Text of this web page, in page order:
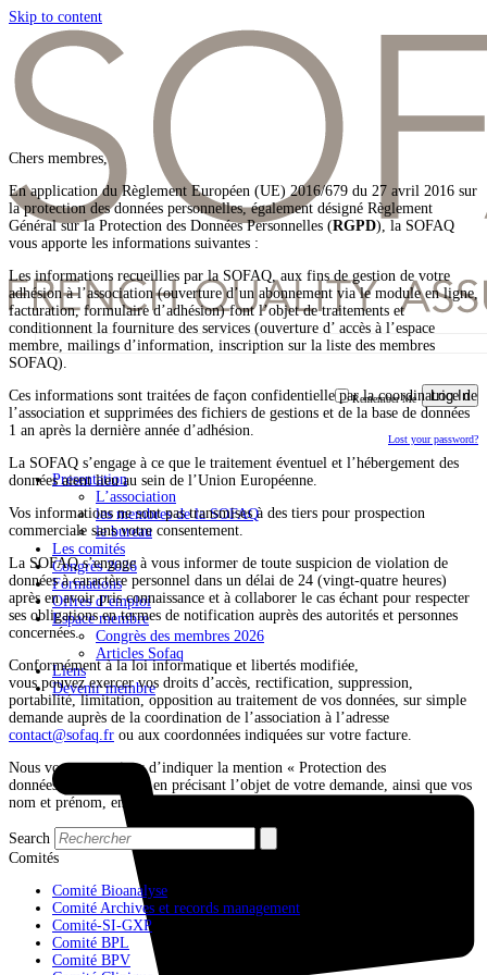
Skip to content
Remember Me
Lost your password?
Presentation
L’association
les membres de la SOFAQ
le bureau
Les comités
Congrès 2026
Formations
Offres d’emploi
Espace membre
Congrès des membres 2026
Articles Sofaq
Liens
Devenir membre
Chers membres,
En application du Règlement Européen (UE) 2016/679 du 27 avril 2016 sur
la protection des données personnelles, également désigné Règlement
Général sur la Protection des Données Personnelles (RGPD), la SOFAQ
vous apporte les informations suivantes :
Les informations recueillies par la SOFAQ, aux fins de gestion de votre
adhésion à l’association (ouverture d’un abonnement via le module en ligne,
facturation, formulaire d’adhésion) font l’objet de traitements et
conditionnent la fourniture des services (ouverture d’ accès à l’espace
membre, mailings d’information, inscription sur la liste des membres
SOFAQ).
Ces informations sont traitées de façon confidentielle par la coordinatrice de
l’association et supprimées des fichiers de gestions et de la base de données
1 an après la dernière année d’adhésion.
La SOFAQ s’engage à ce que le traitement éventuel et l’hébergement des
données aient lieu au sein de l’Union Européenne.
Vos informations ne sont pas transmises à des tiers pour prospection
commerciale sans votre consentement.
La SOFAQ s’engage à vous informer de toute suspicion de violation de
données à caractère personnel dans un délai de 24 (vingt-quatre heures)
après en avoir pris connaissance et à collaborer le cas échant pour respecter
ses obligations en termes de notification auprès des autorités et personnes
concernées.
Conformément à la loi informatique et libertés modifiée,
vous pouvez exercer vos droits d’accès, rectification, suppression,
portabilité, limitation, opposition au traitement de vos données, sur simple
demande auprès de la coordination de l’association à l’adresse
contact@sofaq.fr ou aux coordonnées indiquées sur votre facture.
Nous vous remercions d’indiquer la mention « Protection des
données personnelles » en précisant l’objet de votre demande, ainsi que vos
nom et prénom, en joignant une copie recto-verso d’une pièce d’identité.
Search
Comités
Comité Bioanalyse
Comité Archives et records management
Comité-SI-GXP
Comité BPL
Comité BPV